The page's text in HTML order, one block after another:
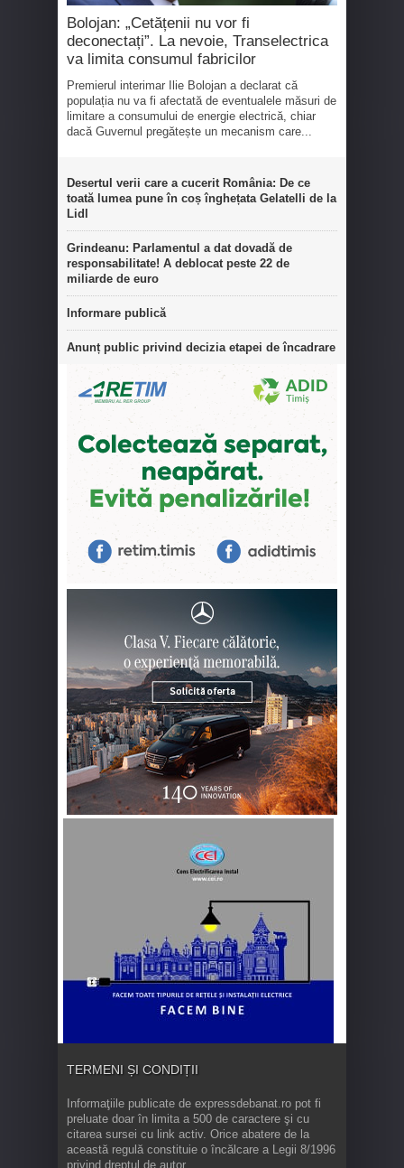
Bolojan: „Cetățenii nu vor fi
deconectați”. La nevoie, Transelectrica
va limita consumul fabricilor
Premierul interimar Ilie Bolojan a declarat că
populația nu va fi afectată de eventualele măsuri de
limitare a consumului de energie electrică, chiar
dacă Guvernul pregătește un mecanism care...
Desertul verii care a cucerit România: De ce
toată lumea pune în coș înghețata Gelatelli de la
Lidl
Grindeanu: Parlamentul a dat dovadă de
responsabilitate! A deblocat peste 22 de
miliarde de euro
Informare publică
Anunț public privind decizia etapei de încadrare
TERMENI ȘI CONDIȚII
Informaţiile publicate de expressdebanat.ro pot fi
preluate doar în limita a 500 de caractere şi cu
citarea sursei cu link activ. Orice abatere de la
această regulă constituie o încălcare a Legii 8/1996
privind dreptul de autor.